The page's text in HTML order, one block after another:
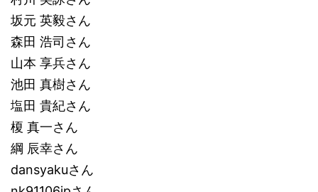
坂元 英毅さん
森田 浩司さん
山本 享兵さん
池田 真樹さん
塩田 貴紀さん
榎 真一さん
綱 辰幸さん
dansyakuさん